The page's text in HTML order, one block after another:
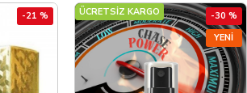
-21 %
YENI
ÜCRETSİZ KARGO -30 %